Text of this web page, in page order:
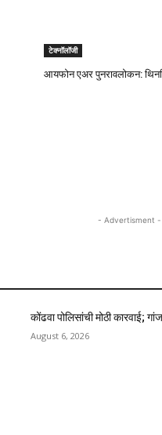
टेक्नॉलॉजी
आयफोन एअर पुनरावलोकन:
- Advertisment -
कोंढवा पोलिसांची मोठी कारवाई;
August 6, 2026